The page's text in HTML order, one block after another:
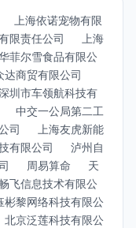
上海依诺宠物有限
限责任公司
上海
菲尔雪食品有限公
达商贸有限公司
圳市车领航科技有
中交一公局第二工
司
上海友虎新能
有限公司
泸州自
周易算命
天
飞信息技术有限公
彬黎网络科技有限公
北京泛莲科技有限公